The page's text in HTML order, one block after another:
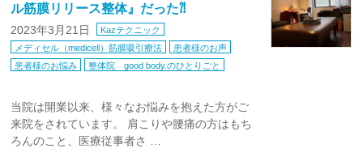
ル筋膜リリース整体』だった⁈
2023年3月21日
Kazテクニック
メディセル（medicell）筋膜吸引療法
患者様のお声
患者様のお悩み
整体院 good body.のひとりごと
当院は開業以来、様々なお悩みを抱えた方がご
来院をされています。 肩こりや腰痛の方はもち
ろんのこと、医療従事者さ …